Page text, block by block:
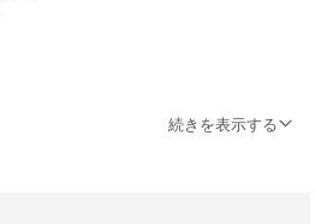
続きを表示する